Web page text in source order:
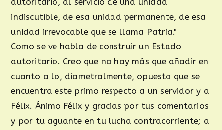
autoritario, al servicio de una unidad
indiscutible, de esa unidad permanente, de esa
unidad irrevocable que se llama Patria."
Como se ve habla de construir un Estado
autoritario. Creo que no hay más que añadir en
cuanto a lo, diametralmente, opuesto que se
encuentra este primo respecto a un servidor y a
Félix. Ánimo Félix y gracias por tus comentarios
y por tu aguante en tu lucha contracorriente; a